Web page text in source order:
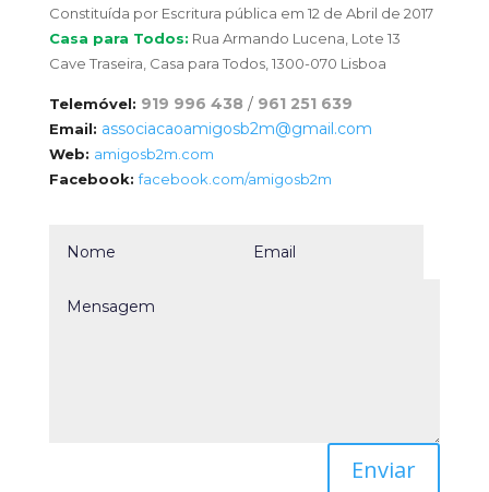
Constituída por Escritura pública em 12 de Abril de 2017
Casa para Todos: Rua Armando Lucena, Lote 13
Cave Traseira, Casa para Todos, 1300-070 Lisboa
Telemóvel: 919 996 438 / 961 251 639
Email: associacaoamigosb2m@gmail.com
Web: amigosb2m.com
Facebook: facebook.com/amigosb2m
Enviar